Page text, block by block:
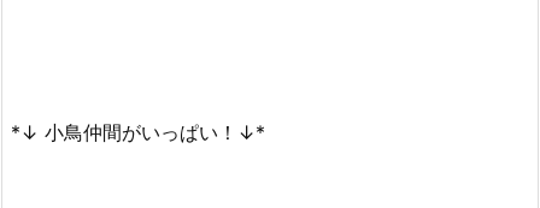
*↓ 小鳥仲間がいっぱい！↓*